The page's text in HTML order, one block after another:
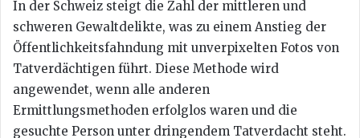
In der Schweiz steigt die Zahl der mittleren und
schweren Gewaltdelikte, was zu einem Anstieg der
Öffentlichkeitsfahndung mit unverpixelten Fotos von
Tatverdächtigen führt. Diese Methode wird
angewendet, wenn alle anderen
Ermittlungsmethoden erfolglos waren und die
gesuchte Person unter dringendem Tatverdacht steht.